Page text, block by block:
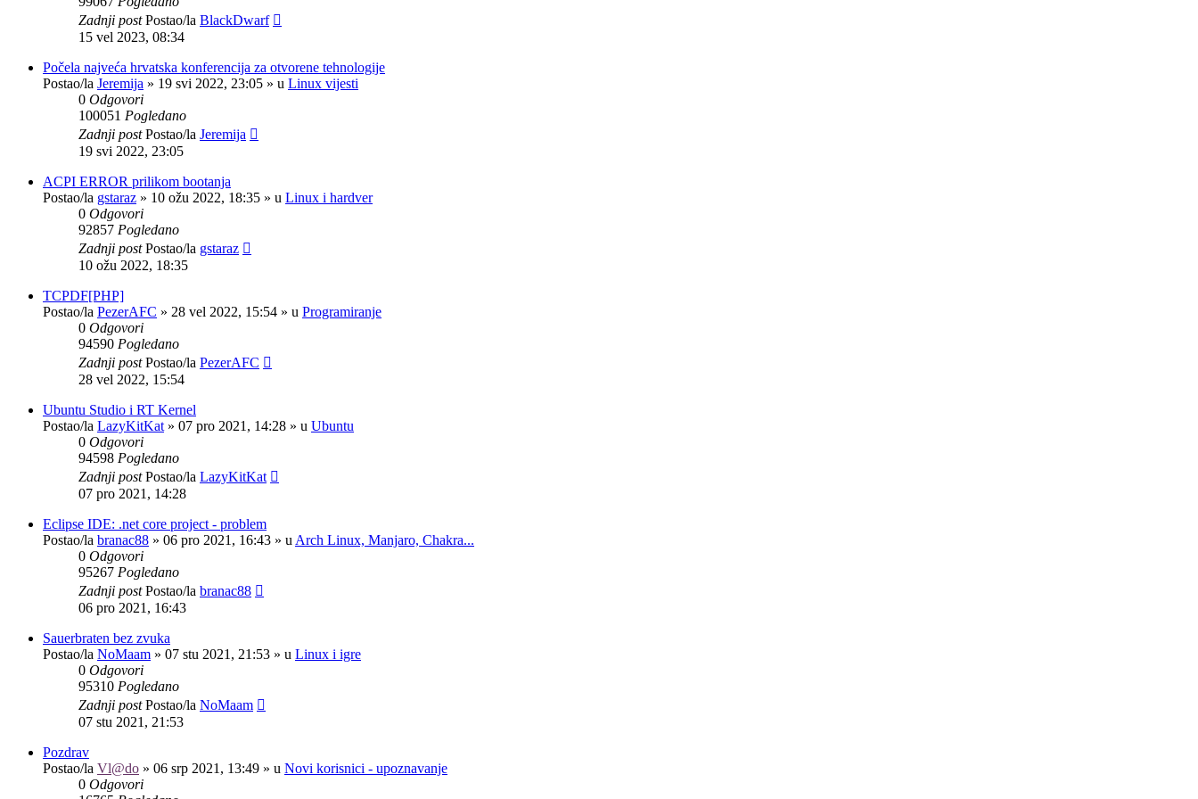
Zadnji postPostao/la BlackDwarf
15 vel 2023, 08:34
Počela najveća hrvatska konferencija za otvorene tehnologije
Postao/la Jeremija » 19 svi 2022, 23:05 » u Linux vijesti
0 Odgovori
100051 Pogledano
Zadnji postPostao/la Jeremija
19 svi 2022, 23:05
ACPI ERROR prilikom bootanja
Postao/la gstaraz » 10 ožu 2022, 18:35 » u Linux i hardver
0 Odgovori
92857 Pogledano
Zadnji postPostao/la gstaraz
10 ožu 2022, 18:35
TCPDF[PHP]
Postao/la PezerAFC » 28 vel 2022, 15:54 » u Programiranje
0 Odgovori
94590 Pogledano
Zadnji postPostao/la PezerAFC
28 vel 2022, 15:54
Ubuntu Studio i RT Kernel
Postao/la LazyKitKat » 07 pro 2021, 14:28 » u Ubuntu
0 Odgovori
94598 Pogledano
Zadnji postPostao/la LazyKitKat
07 pro 2021, 14:28
Eclipse IDE: .net core project - problem
Postao/la branac88 » 06 pro 2021, 16:43 » u Arch Linux, Manjaro, Chakra...
0 Odgovori
95267 Pogledano
Zadnji postPostao/la branac88
06 pro 2021, 16:43
Sauerbraten bez zvuka
Postao/la NoMaam » 07 stu 2021, 21:53 » u Linux i igre
0 Odgovori
95310 Pogledano
Zadnji postPostao/la NoMaam
07 stu 2021, 21:53
Pozdrav
Postao/la Vl@do » 06 srp 2021, 13:49 » u Novi korisnici - upoznavanje
0 Odgovori